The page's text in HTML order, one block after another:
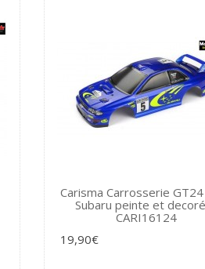
Carisma Carrosserie
Subaru peinte et
CARI16124
19,90€